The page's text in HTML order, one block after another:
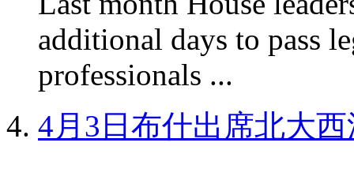
additional days to pass
professionals ...
4月3日布什出席北大